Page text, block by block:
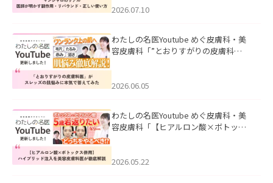
た。
2026.07.10
わたしの名医Youtube めぐ皮膚科・美
容皮膚科「”とおりすがりの皮膚科
2026.06.05
わたしの名医Youtube めぐ皮膚科・美
容皮膚科「【ヒアルロン酸×ボトック
た。
2026.05.22